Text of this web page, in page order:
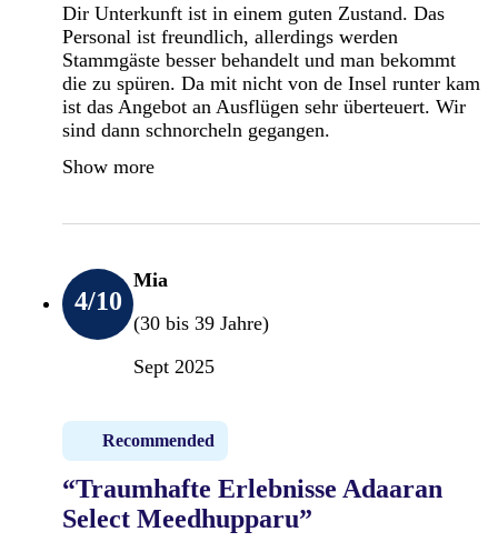
Dir Unterkunft ist in einem guten Zustand. Das
Personal ist freundlich, allerdings werden
Stammgäste besser behandelt und man bekommt
die zu spüren. Da mit nicht von de Insel runter kam
ist das Angebot an Ausflügen sehr überteuert. Wir
sind dann schnorcheln gegangen.
Show more
4/10
Mia
(30 bis 39 Jahre)
Sept 2025
Recommended
“Traumhafte Erlebnisse Adaaran
Select Meedhupparu”